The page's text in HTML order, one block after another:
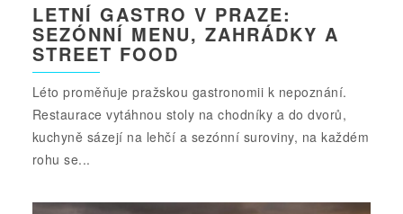
LETNÍ GASTRO V PRAZE:
SEZÓNNÍ MENU, ZAHRÁDKY A
STREET FOOD
Léto proměňuje pražskou gastronomii k nepoznání.
Restaurace vytáhnou stoly na chodníky a do dvorů,
kuchyně sázejí na lehčí a sezónní suroviny, na každém
rohu se...